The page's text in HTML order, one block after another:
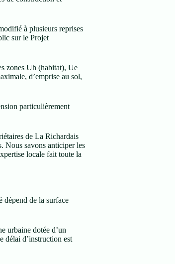
à plusieurs reprises
sur le Projet
zones Uh (habitat), Ue
d’emprise au sol,
particulièrement
de La Richardais
Nous savons anticiper les
locale fait toute la
dépend de la surface
urbaine dotée d’un
délai d’instruction est